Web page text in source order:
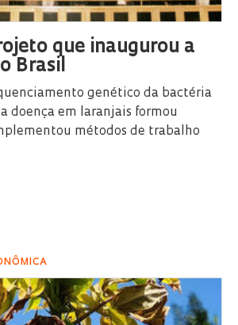
que inaugurou a
Brasil
genético da bactéria
doença em laranjais formou
métodos de trabalho